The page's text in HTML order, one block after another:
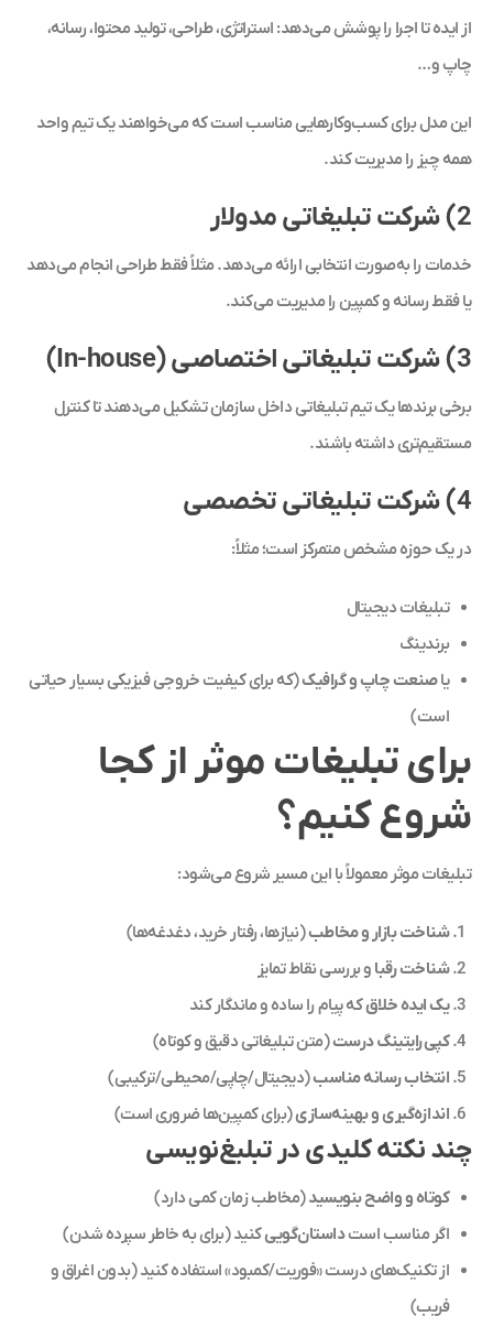
از ایده تا اجرا را پوشش می‌دهد: استراتژی، طراحی، تولید محتوا، رسانه،
چاپ و…
این مدل برای کسب‌وکارهایی مناسب است که می‌خواهند یک تیم واحد
همه چیز را مدیریت کند.
2) شرکت تبلیغاتی مدولار
خدمات را به‌صورت انتخابی ارائه می‌دهد. مثلاً فقط طراحی انجام می‌دهد
یا فقط رسانه و کمپین را مدیریت می‌کند.
3) شرکت تبلیغاتی اختصاصی (In-house)
برخی برندها یک تیم تبلیغاتی داخل سازمان تشکیل می‌دهند تا کنترل
مستقیم‌تری داشته باشند.
4) شرکت تبلیغاتی تخصصی
در یک حوزه مشخص متمرکز است؛ مثلاً:
تبلیغات دیجیتال
برندینگ
یاصنعت چاپ و گرافیک(که برای کیفیت خروجی فیزیکی بسیار حیاتی
است)
برای تبلیغات موثر از کجا
شروع کنیم؟
تبلیغات موثر معمولاً با این مسیر شروع می‌شود:
شناخت بازار و مخاطب(نیازها، رفتار خرید، دغدغه‌ها)
شناخت رقبا و بررسی نقاط تمایز
یک ایده خلاقکه پیام را ساده و ماندگار کند
کپی‌رایتینگ درست(متن تبلیغاتی دقیق و کوتاه)
انتخاب رسانه مناسب(دیجیتال/چاپی/محیطی/ترکیبی)
اندازه‌گیری و بهینه‌سازی(برای کمپین‌ها ضروری است)
چند نکته کلیدی در تبلیغ‌نویسی
کوتاه و واضح بنویسید(مخاطب زمان کمی دارد)
اگر مناسب استداستان‌گوییکنید (برای به خاطر سپرده شدن)
از تکنیک‌های درست «فوریت/کمبود» استفاده کنید (بدون اغراق و
فریب)